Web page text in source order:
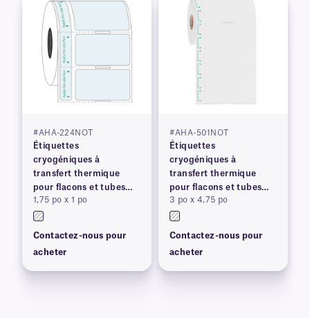
#AHA-224NOT
Étiquettes
cryogéniques à
transfert thermique
pour flacons et tubes
congelés
1,75 po x 1 po
Contactez-nous pour
acheter
#AHA-501NOT
Étiquettes
cryogéniques à
transfert thermique
pour flacons et tubes
congelés
3 po x 4,75 po
Contactez-nous pour
acheter